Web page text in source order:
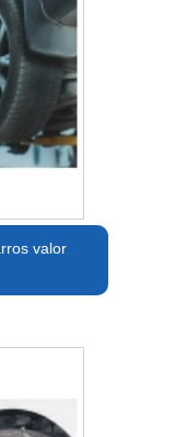
valor